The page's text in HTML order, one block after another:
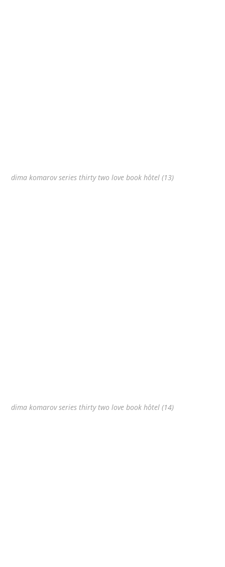
dima komarov series thirty two love book hôtel (13)
dima komarov series thirty two love book hôtel (14)